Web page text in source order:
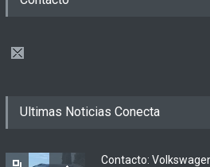
Ultimas Noticias Conecta
Contacto: